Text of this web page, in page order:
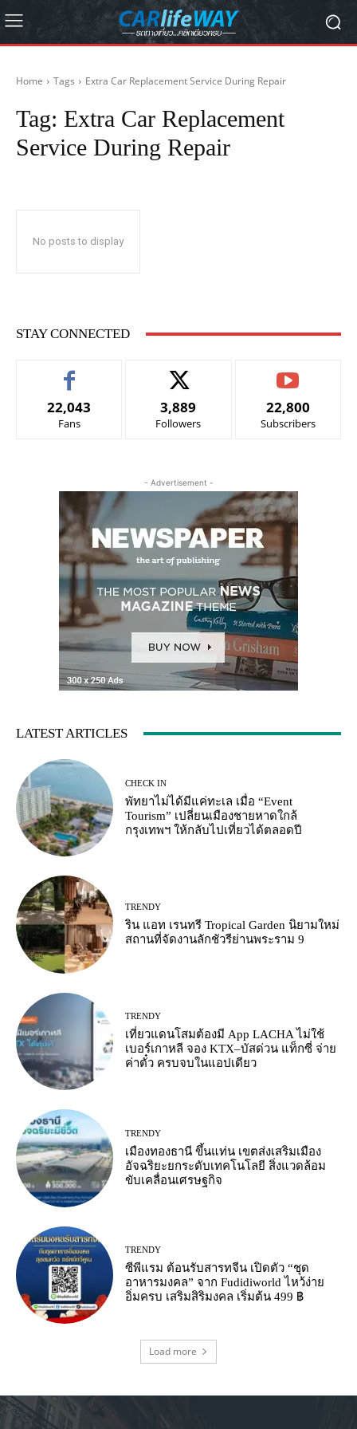
Home Tags Extra Car Replacement Service During Repair
Tag: Extra Car Replacement
Service During Repair
No posts to display
STAY CONNECTED
22,043
Fans
3,889
Followers
22,800
Subscribers
- Advertisement -
LATEST ARTICLES
CHECK IN
พัทยาไม่ได้มีแค่ทะเล เมื่อ “Event
Tourism” เปลี่ยนเมืองชายหาดใกล้
กรุงเทพฯ ให้กลับไปเที่ยวได้ตลอดปี
TRENDY
ริน แอท เรนทรี Tropical Garden นิยามใหม่
สถานที่จัดงานลักชัวรีย่านพระราม 9
TRENDY
เที่ยวแดนโสมต้องมี App LACHA ไม่ใช้
เบอร์เกาหลี จอง KTX–บัสด่วน แท็กซี่ จ่าย
ค่าตั๋ว ครบจบในแอปเดียว
TRENDY
เมืองทองธานี ขึ้นแท่น เขตส่งเสริมเมือง
อัจฉริยะยกระดับเทคโนโลยี สิ่งแวดล้อม
ขับเคลื่อนเศรษฐกิจ
TRENDY
ซีพีแรม ต้อนรับสารทจีน เปิดตัว “ชุด
อาหารมงคล” จาก Fudidiworld ไหว้ง่าย
อิ่มครบ เสริมสิริมงคล เริ่มต้น 499 ฿
Load more